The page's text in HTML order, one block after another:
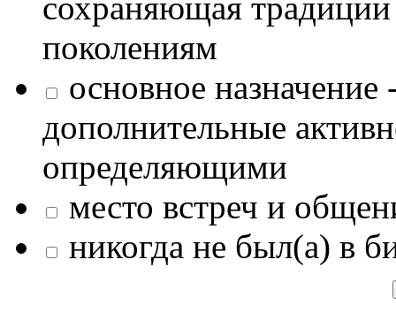
сохраняющая
поколениям
основное назначение
дополнительные
определяющими
место встреч и
никогда не был(а) в